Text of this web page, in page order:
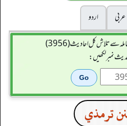
عربی
اردو
سے تلاش کل احادیث (3956)
نمبر لکھیں:
ترمذي